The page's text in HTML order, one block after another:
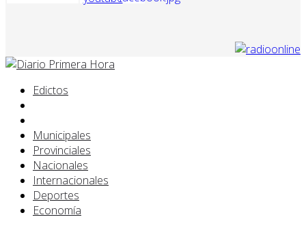
Edictos
Municipales
Provinciales
Nacionales
Internacionales
Deportes
Economía